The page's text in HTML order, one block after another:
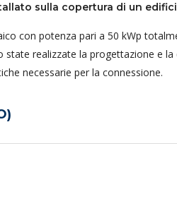
sulla copertura di un
con potenza pari a 50 kWp
realizzate la progettazione e
necessarie per la connessione.